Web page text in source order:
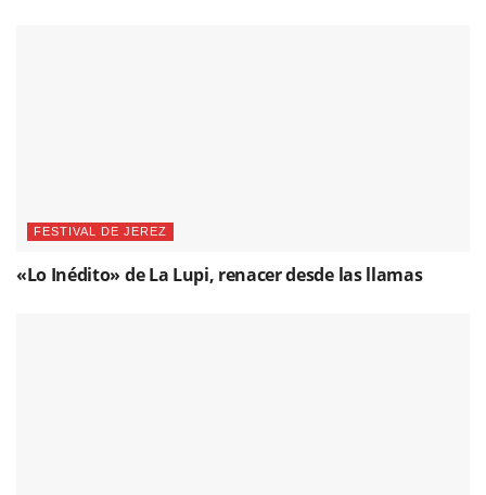
FESTIVAL DE JEREZ
«Lo Inédito» de La Lupi, renacer desde las llamas